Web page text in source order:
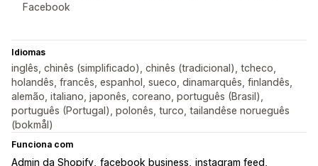
Facebook
Idiomas
inglês, chinês (simplificado), chinês (tradicional), tcheco,
holandês, francês, espanhol, sueco, dinamarquês, finlandês,
alemão, italiano, japonês, coreano, português (Brasil),
português (Portugal), polonês, turco, tailandêse norueguês
(bokmål)
Funciona com
Admin da Shopify facebook business instagram feed